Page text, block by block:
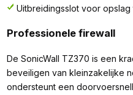
Uitbreidingsslot voor opslag
Professionele firewall
De SonicWall TZ370 is een
beveiligen van kleinzakelijke
ondersteunt een